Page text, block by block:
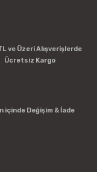
ve Üzeri Alışverişlerde
Ücretsiz Kargo
içinde Değişim & İade